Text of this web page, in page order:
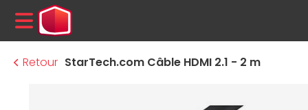
MENU
Retour StarTech.com Câble HDMI 2.1 - 2 m